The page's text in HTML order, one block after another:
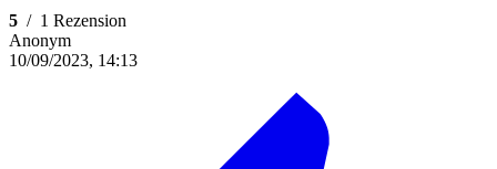
5 / 1 Rezension
Anonym
10/09/2023, 14:13